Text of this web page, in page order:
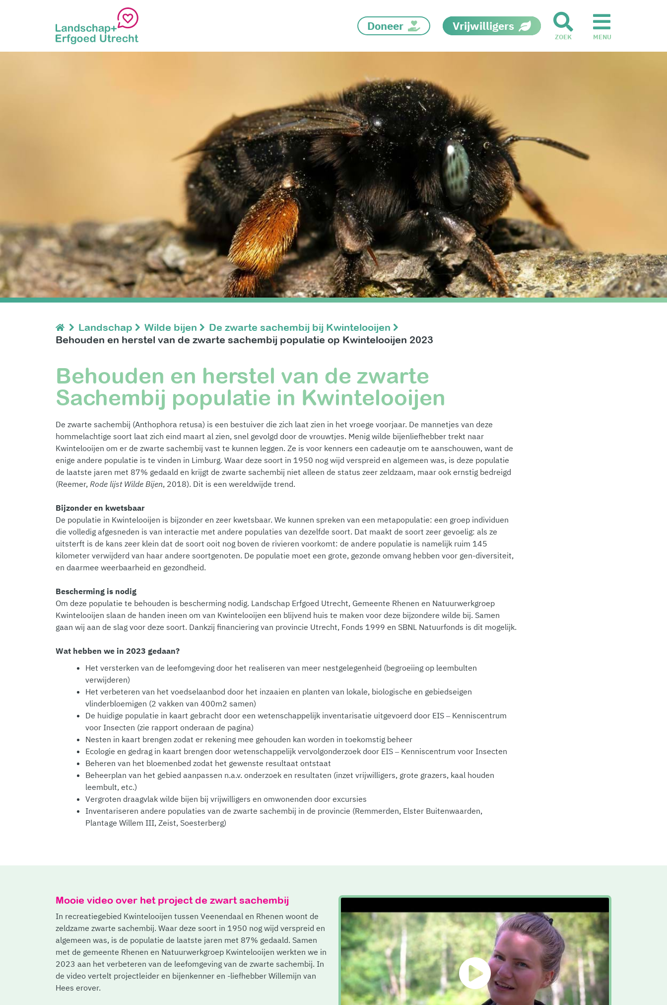
Doneer Vrijwilligers
ZOEK MENU
Landschap Wilde bijen
De zwarte sachembij bij Kwintelooijen
Behouden en herstel van de zwarte sachembij populatie op Kwintelooijen 2023
Behouden en herstel van de zwarte
Sachembij populatie in Kwintelooijen
De zwarte sachembij (Anthophora retusa) is een bestuiver die zich laat zien in het vroege voorjaar. De mannetjes van deze
hommelachtige soort laat zich eind maart al zien, snel gevolgd door de vrouwtjes. Menig wilde bijenliefhebber trekt naar
Kwintelooijen om er de zwarte sachembij vast te kunnen leggen. Ze is voor kenners een cadeautje om te aanschouwen, want de
enige andere populatie is te vinden in Limburg. Waar deze soort in 1950 nog wijd verspreid en algemeen was, is deze populatie
de laatste jaren met 87% gedaald en krijgt de zwarte sachembij niet alleen de status zeer zeldzaam, maar ook ernstig bedreigd
(Reemer, Rode lijst Wilde Bijen, 2018). Dit is een wereldwijde trend.
Bijzonder en kwetsbaar
De populatie in Kwintelooijen is bijzonder en zeer kwetsbaar. We kunnen spreken van een metapopulatie: een groep individuen
die volledig afgesneden is van interactie met andere populaties van dezelfde soort. Dat maakt de soort zeer gevoelig: als ze
uitsterft is de kans zeer klein dat de soort ooit nog boven de rivieren voorkomt: de andere populatie is namelijk ruim 145
kilometer verwijderd van haar andere soortgenoten. De populatie moet een grote, gezonde omvang hebben voor gen-diversiteit,
en daarmee weerbaarheid en gezondheid.
Bescherming is nodig
Om deze populatie te behouden is bescherming nodig. Landschap Erfgoed Utrecht, Gemeente Rhenen en Natuurwerkgroep
Kwintelooijen slaan de handen ineen om van Kwintelooijen een blijvend huis te maken voor deze bijzondere wilde bij. Samen
gaan wij aan de slag voor deze soort. Dankzij financiering van provincie Utrecht, Fonds 1999 en SBNL Natuurfonds is dit mogelijk.
Wat hebben we in 2023 gedaan?
Het versterken van de leefomgeving door het realiseren van meer nestgelegenheid (begroeiing op leembulten
verwijderen)
Het verbeteren van het voedselaanbod door het inzaaien en planten van lokale, biologische en gebiedseigen
vlinderbloemigen (2 vakken van 400m2 samen)
De huidige populatie in kaart gebracht door een wetenschappelijk inventarisatie uitgevoerd door EIS – Kenniscentrum
voor Insecten (zie rapport onderaan de pagina)
Nesten in kaart brengen zodat er rekening mee gehouden kan worden in toekomstig beheer
Ecologie en gedrag in kaart brengen door wetenschappelijk vervolgonderzoek door EIS – Kenniscentrum voor Insecten
Beheren van het bloemenbed zodat het gewenste resultaat ontstaat
Beheerplan van het gebied aanpassen n.a.v. onderzoek en resultaten (inzet vrijwilligers, grote grazers, kaal houden
leembult, etc.)
Vergroten draagvlak wilde bijen bij vrijwilligers en omwonenden door excursies
Inventariseren andere populaties van de zwarte sachembij in de provincie (Remmerden, Elster Buitenwaarden,
Plantage Willem III, Zeist, Soesterberg)
Mooie video over het project de zwart sachembij
In recreatiegebied Kwintelooijen tussen Veenendaal en Rhenen woont de
zeldzame zwarte sachembij. Waar deze soort in 1950 nog wijd verspreid en
algemeen was, is de populatie de laatste jaren met 87% gedaald. Samen
met de gemeente Rhenen en Natuurwerkgroep Kwintelooijen werkten we in
2023 aan het verbeteren van de leefomgeving van de zwarte sachembij. In
de video vertelt projectleider en bijenkenner en -liefhebber Willemijn van
Hees erover.